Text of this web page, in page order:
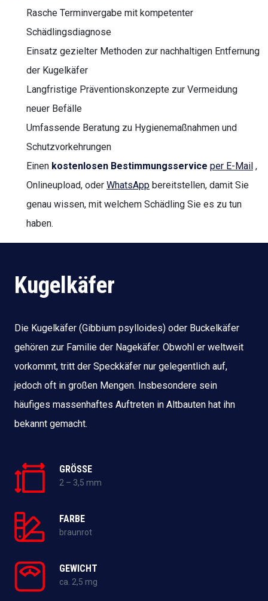
Rasche Terminvergabe mit kompetenter
Schädlingsdiagnose
Einsatz gezielter Methoden zur nachhaltigen Entfernung
der Kugelkäfer
Langfristige Präventionskonzepte zur Vermeidung
neuer Befälle
Umfassende Beratung zu Hygienemaßnahmen und
Schutzvorkehrungen
Einen kostenlosen Bestimmungsservice per E-Mail ,
Onlineupload, oder WhatsApp bereitstellen, damit Sie
genau wissen, mit welchem Schädling Sie es zu tun
haben.
Kugelkäfer
Die Kugelkäfer (Gibbium psylloides) oder Buckelkäfer
gehören zur Familie der Nagekäfer. Obwohl er weltweit
vorkommt, tritt der Speckkäfer nur gelegentlich auf,
jedoch oft in großen Mengen. Insbesondere sein
häufiges massenhaftes Auftreten in Altbauten hat ihn
bekannt gemacht.
GRÖSSE
2 – 3,5 mm
FARBE
braunrot
GEWICHT
ca. 2,5 mg